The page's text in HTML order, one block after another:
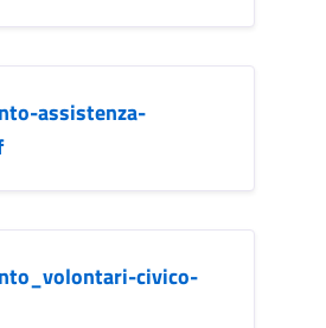
assistenza-
civico-